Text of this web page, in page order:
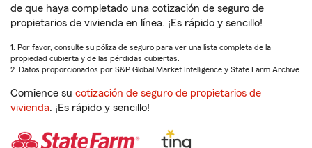
de que haya completado una cotización de seguro de
propietarios de vivienda en línea. ¡Es rápido y sencillo!
1. Por favor, consulte su póliza de seguro para ver una lista completa de la
propiedad cubierta y de las pérdidas cubiertas.
2. Datos proporcionados por S&P Global Market Intelligence y State Farm Archive.
Comience su cotización de seguro de propietarios de
vivienda. ¡Es rápido y sencillo!